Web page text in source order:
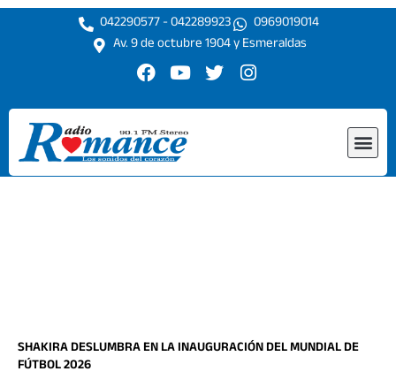
Ir
042290577 - 042289923
0969019014
Av. 9 de octubre 1904 y Esmeraldas
F
c
e
b
o
o
Y
u
t
u
b
e
T
i
r
I
s
r
SHAKIRA DESLUMBRA EN LA INAUGURACIÓN DEL MUNDIAL DE
FÚTBOL 2026